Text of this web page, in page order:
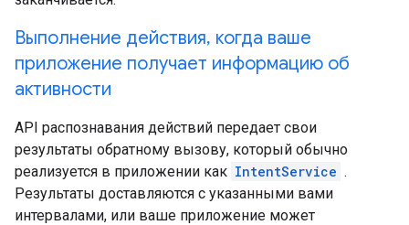
Выполнение действия, когда ваше
приложение получает информацию об
активности
API распознавания действий передает свои
результаты обратному вызову, который обычно
реализуется в приложении как IntentService .
Результаты доставляются с указанными вами
интервалами, или ваше приложение может